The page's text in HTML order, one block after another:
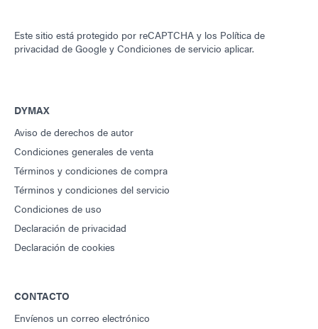
Este sitio está protegido por reCAPTCHA y los Política de
privacidad de Google y Condiciones de servicio aplicar.
DYMAX
Aviso de derechos de autor
Condiciones generales de venta
Términos y condiciones de compra
Términos y condiciones del servicio
Condiciones de uso
Declaración de privacidad
Declaración de cookies
CONTACTO
Envíenos un correo electrónico